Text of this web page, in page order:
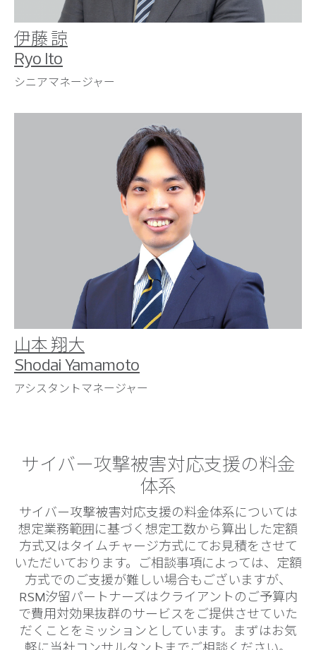
伊藤 諒
Ryo Ito
シニアマネージャー
山本 翔大
Shodai Yamamoto
アシスタントマネージャー
サイバー攻撃被害対応支援の料金
体系
サイバー攻撃被害対応支援の料金体系については
想定業務範囲に基づく想定工数から算出した定額
方式又はタイムチャージ方式にてお見積をさせて
いただいております。ご相談事項によっては、定額
方式でのご支援が難しい場合もございますが、
RSM汐留パートナーズはクライアントのご予算内
で費用対効果抜群のサービスをご提供させていた
だくことをミッションとしています。まずはお気